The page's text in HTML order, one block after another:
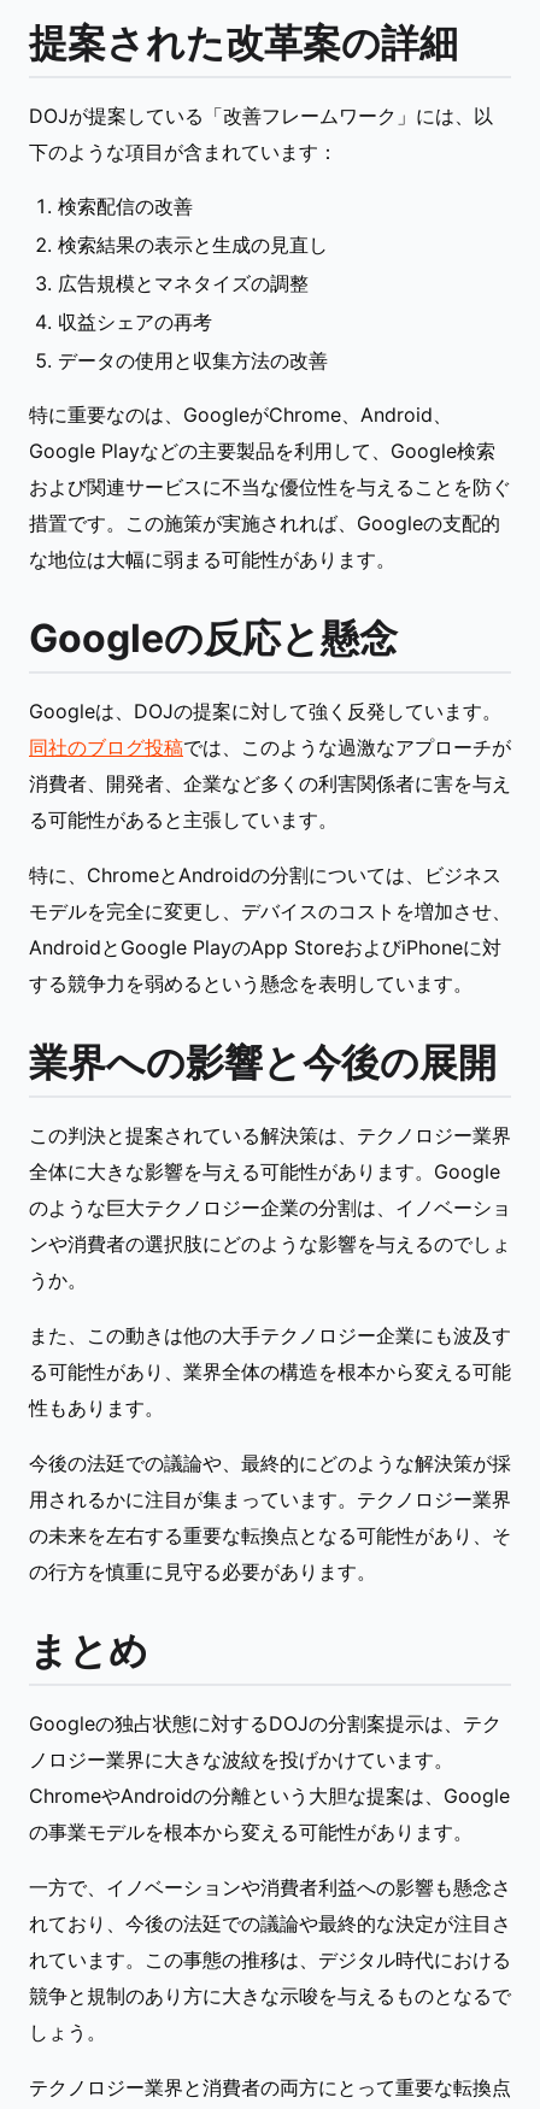
提案された改革案の詳細
DOJが提案している「改善フレームワーク」には、以
下のような項目が含まれています：
検索配信の改善
検索結果の表示と生成の見直し
広告規模とマネタイズの調整
収益シェアの再考
データの使用と収集方法の改善
特に重要なのは、GoogleがChrome、Android、
Google Playなどの主要製品を利用して、Google検索
および関連サービスに不当な優位性を与えることを防ぐ
措置です。この施策が実施されれば、Googleの支配的
な地位は大幅に弱まる可能性があります。
Googleの反応と懸念
Googleは、DOJの提案に対して強く反発しています。
同社のブログ投稿では、このような過激なアプローチが
消費者、開発者、企業など多くの利害関係者に害を与え
る可能性があると主張しています。
特に、ChromeとAndroidの分割については、ビジネス
モデルを完全に変更し、デバイスのコストを増加させ、
AndroidとGoogle PlayのApp StoreおよびiPhoneに対
する競争力を弱めるという懸念を表明しています。
業界への影響と今後の展開
この判決と提案されている解決策は、テクノロジー業界
全体に大きな影響を与える可能性があります。Google
のような巨大テクノロジー企業の分割は、イノベーショ
ンや消費者の選択肢にどのような影響を与えるのでしょ
うか。
また、この動きは他の大手テクノロジー企業にも波及す
る可能性があり、業界全体の構造を根本から変える可能
性もあります。
今後の法廷での議論や、最終的にどのような解決策が採
用されるかに注目が集まっています。テクノロジー業界
の未来を左右する重要な転換点となる可能性があり、そ
の行方を慎重に見守る必要があります。
まとめ
Googleの独占状態に対するDOJの分割案提示は、テク
ノロジー業界に大きな波紋を投げかけています。
ChromeやAndroidの分離という大胆な提案は、Google
の事業モデルを根本から変える可能性があります。
一方で、イノベーションや消費者利益への影響も懸念さ
れており、今後の法廷での議論や最終的な決定が注目さ
れています。この事態の推移は、デジタル時代における
競争と規制のあり方に大きな示唆を与えるものとなるで
しょう。
テクノロジー業界と消費者の両方にとって重要な転換点